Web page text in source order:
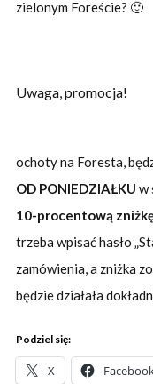
zielonym Foreście? 🙂
Uwaga, promocja!
ochoty na Foresta,
OD PONIEDZIAŁKU w
10-procentową
trzeba wpisać hasło
zamówienia, a zniżka
będzie działała
Podziel się:
X